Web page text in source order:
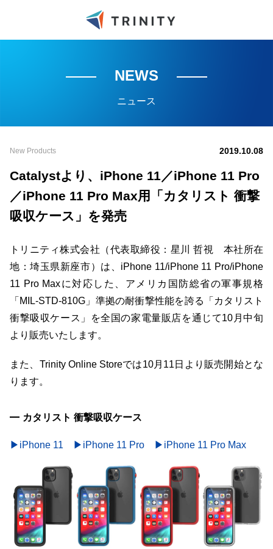
NEWS
ニュース
New Products 2019.10.08
Catalystより、iPhone 11／iPhone 11 Pro
／iPhone 11 Pro Max用「カタリスト 衝撃
吸収ケース」を発売
トリニティ株式会社（代表取締役：星川 哲視 本社所在
地：埼玉県新座市）は、iPhone 11/iPhone 11 Pro/iPhone
11 Pro Maxに対応した、アメリカ国防総省の軍事規格
「MIL-STD-810G」準拠の耐衝撃性能を誇る「カタリスト
衝撃吸収ケース」を全国の家電量販店を通じて10月中旬
より販売いたします。
また、Trinity Online Storeでは10月11日より販売開始とな
ります。
カタリスト 衝撃吸収ケース
▶iPhone 11 ▶iPhone 11 Pro ▶iPhone 11 Pro Max